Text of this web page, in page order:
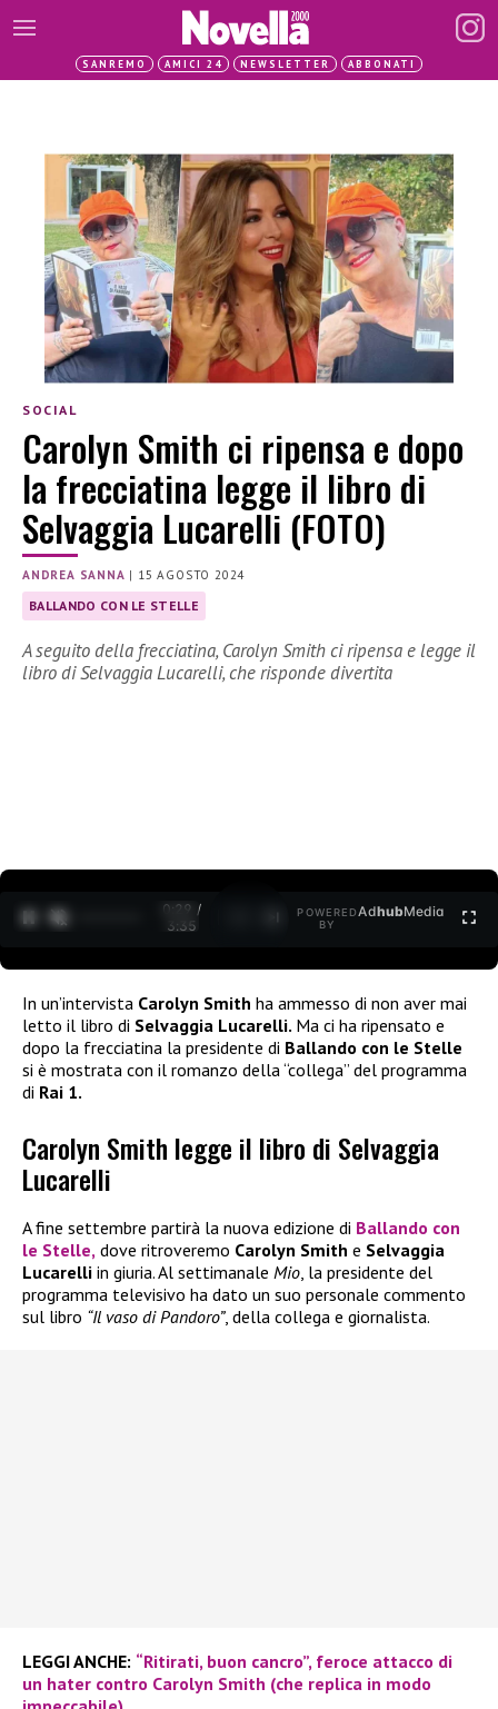
SANREMO AMICI 24 NEWSLETTER ABBONATI
SOCIAL
Carolyn Smith ci ripensa e dopo
la frecciatina legge il libro di
Selvaggia Lucarelli (FOTO)
ANDREA SANNA | 15 AGOSTO 2024
BALLANDO CON LE STELLE
A seguito della frecciatina, Carolyn Smith ci ripensa e legge il
libro di Selvaggia Lucarelli, che risponde divertita
0:30 /
3:35
POWERED
BY
AdhubMedia
In un’intervista Carolyn Smith ha ammesso di non aver mai
letto il libro di Selvaggia Lucarelli. Ma ci ha ripensato e
dopo la frecciatina la presidente di Ballando con le Stelle
si è mostrata con il romanzo della “collega” del programma
di Rai 1.
Carolyn Smith legge il libro di Selvaggia
Lucarelli
A fine settembre partirà la nuova edizione di Ballando con
le Stelle, dove ritroveremo Carolyn Smith e Selvaggia
Lucarelli in giuria. Al settimanale Mio, la presidente del
programma televisivo ha dato un suo personale commento
sul libro “Il vaso di Pandoro”, della collega e giornalista.
LEGGI ANCHE: “Ritirati, buon cancro”, feroce attacco di
un hater contro Carolyn Smith (che replica in modo